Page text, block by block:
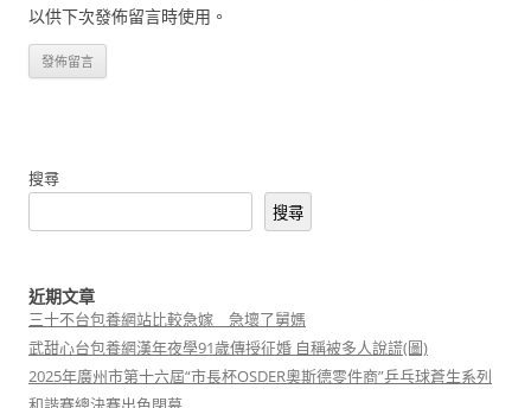
以供下次發佈留言時使用。
搜尋
搜尋
近期文章
三十不台包養網站比較急嫁 急壞了舅媽
武甜心台包養網漢年夜學91歲傳授征婚 自稱被多人說謊(圖)
2025年廣州市第十六屆“市長杯OSDER奧斯德零件商”乒乓球蒼生系列